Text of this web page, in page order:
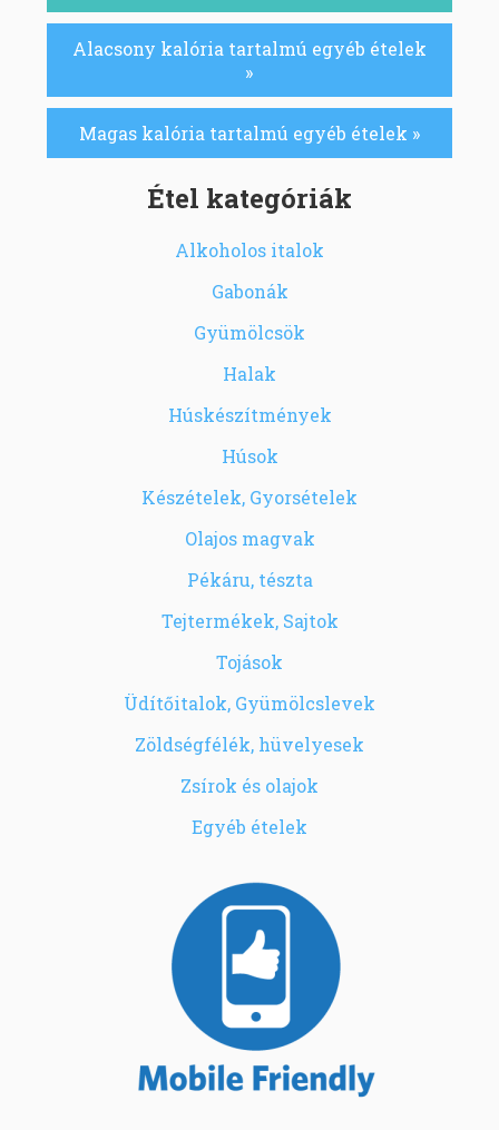
Alacsony kalória tartalmú egyéb ételek
»
Magas kalória tartalmú egyéb ételek »
Étel kategóriák
Alkoholos italok
Gabonák
Gyümölcsök
Halak
Húskészítmények
Húsok
Készételek, Gyorsételek
Olajos magvak
Pékáru, tészta
Tejtermékek, Sajtok
Tojások
Üdítőitalok, Gyümölcslevek
Zöldségfélék, hüvelyesek
Zsírok és olajok
Egyéb ételek